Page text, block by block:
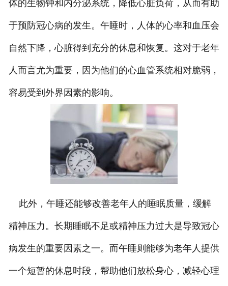
体的生物钟和内分泌系统，降低心脏负荷，从而有助
于预防冠心病的发生。午睡时，人体的心率和血压会
自然下降，心脏得到充分的休息和恢复。这对于老年
人而言尤为重要，因为他们的心血管系统相对脆弱，
容易受到外界因素的影响。
此外，午睡还能够改善老年人的睡眠质量，缓解
精神压力。长期睡眠不足或精神压力过大是导致冠心
病发生的重要因素之一。而午睡则能够为老年人提供
一个短暂的休息时段，帮助他们放松身心，减轻心理